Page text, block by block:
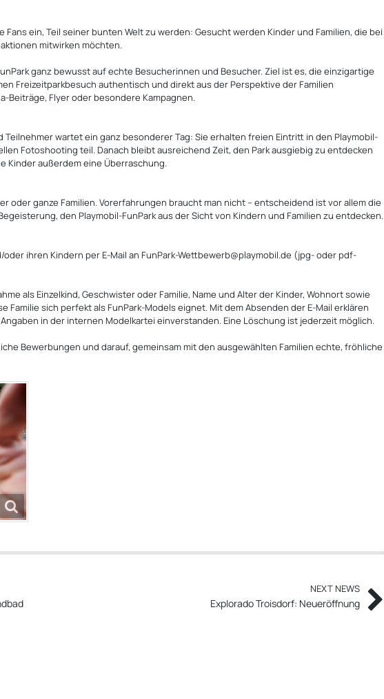
Fans ein, Teil seiner bunten Welt zu werden: Gesucht werden Kinder und Familien, die bei
mitwirken möchten.
ganz bewusst auf echte Besucherinnen und Besucher. Ziel ist es, die einzigartige
Freizeitparkbesuch authentisch und direkt aus der Perspektive der Familien
Beiträge, Flyer oder besondere Kampagnen.
wartet ein ganz besonderer Tag: Sie erhalten freien Eintritt in den Playmobil-
Fotoshooting teil. Danach bleibt ausreichend Zeit, den Park ausgiebig zu entdecken
Kinder außerdem eine Überraschung.
oder ganze Familien. Vorerfahrungen braucht man nicht – entscheidend ist vor allem die
den Playmobil-FunPark aus der Sicht von Kindern und Familien zu entdecken.
ihren Kindern per E‑Mail an FunPark-Wettbewerb@playmobil.de (jpg- oder pdf-
als Einzelkind, Geschwister oder Familie, Name und Alter der Kinder, Wohnort sowie
Familie sich perfekt als FunPark‑Models eignet. Mit dem Absenden der E‑Mail erklären
in der internen Modelkartei einverstanden. Eine Löschung ist jederzeit möglich.
Bewerbungen und darauf, gemeinsam mit den ausgewählten Familien echte, fröhliche
NEXT NEWS
Explorado Troisdorf: Neueröffnung